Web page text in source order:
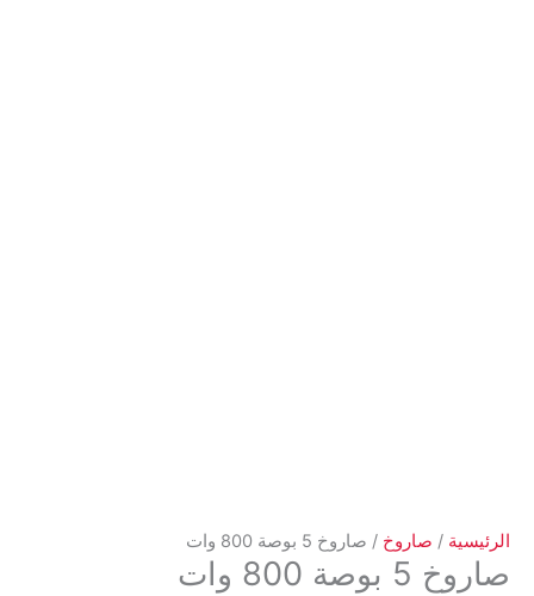
الرئيسية / صاروخ / صاروخ 5 بوصة 800 وات
صاروخ 5 بوصة 800 وات